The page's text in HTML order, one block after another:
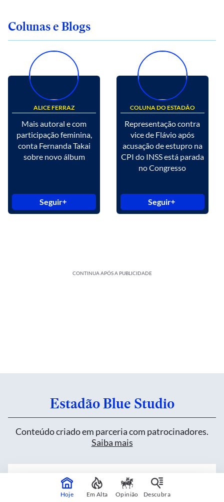
Colunas e Blogs
ALICE FERRAZ
Mais autoral e com
participação feminina,
conta Fernanda Takai
sobre novo álbum
Seguir
COLUNA DO ESTADÃO
Representação contra
vice de Flávio após
acusação de estupro na
CPI do INSS está parada
no Congresso
Seguir
CONTINUA APÓS A PUBLICIDADE
Estadão Blue Studio
Conteúdo criado em parceria com patrocinadores.
Saiba mais
Nova retroescavadeira JCB 3CX PLUS
define uma nova era nas operações de
Hoje Em Alta Opinião Descubra